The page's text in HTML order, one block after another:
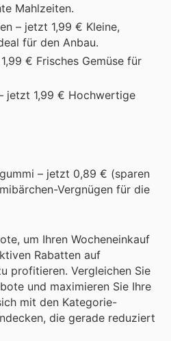
Mahlzeiten.
– jetzt 1,99 € Kleine,
für den Anbau.
€ Frisches Gemüse für
jetzt 1,99 € Hochwertige
– jetzt 0,89 € (sparen
Vergnügen für die
um Ihren Wocheneinkauf
Rabatten auf
profitieren. Vergleichen Sie
und maximieren Sie Ihre
mit den Kategorie-
die gerade reduziert